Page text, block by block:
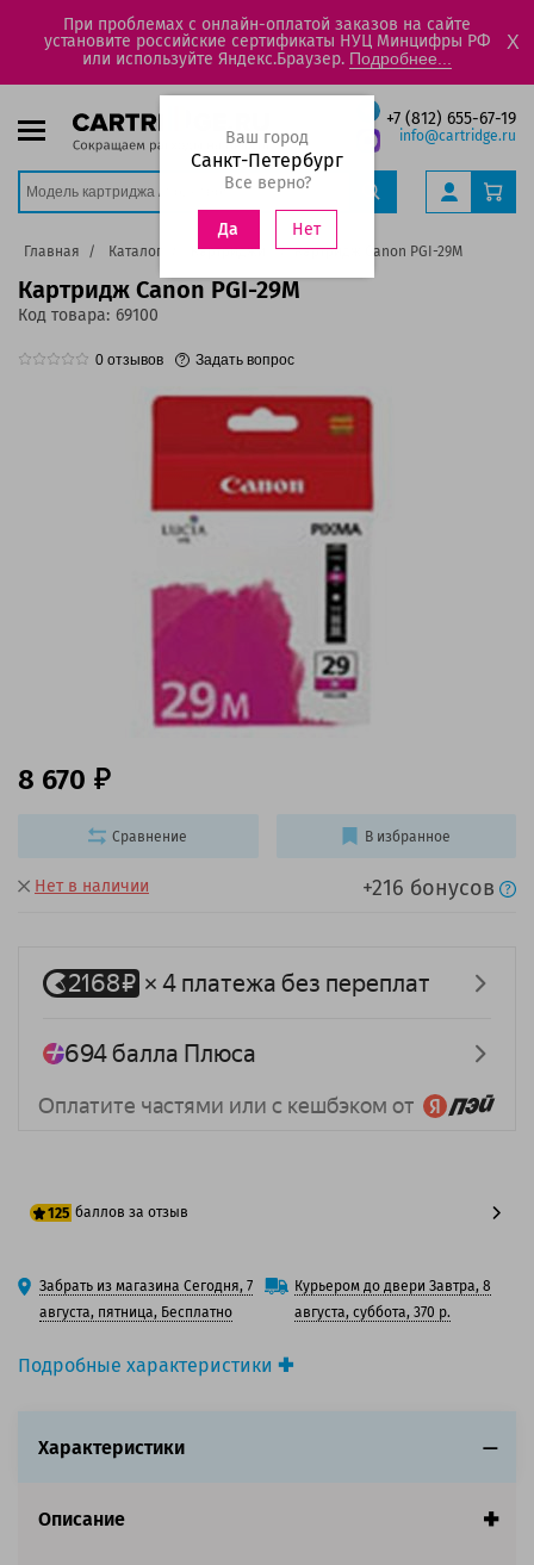
При проблемах с онлайн-оплатой заказов на сайте
установите российские сертификаты НУЦ Минцифры РФ
или используйте Яндекс.Браузер. Подробнее...
X
+7 (812) 655-67-19
info@cartridge.ru
Ваш город
Санкт-Петербург
Все верно?
Да Нет
Главная Каталог Картриджи Картридж Canon PGI-29M
Картридж Canon PGI-29M
Код товара: 69100
0 отзывов Задать вопрос
Подробные характеристики
Вид товара:Картридж струйный
Ресурс:1850 страниц формата А4 при 5%
Нет в наличии +216 бонусов
8 670
125 баллов за отзыв
100 баллов
125 баллов
Забрать из магазина Сегодня, 7
августа, пятница, Бесплатно
Курьером до двери Завтра, 8
августа, суббота, 370 р.
Сравнение В избранное
Характеристики
Описание